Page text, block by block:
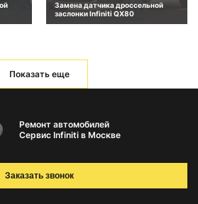
Замена датчика дроссельной
заслонки Infiniti QX80
Показать еще
Ремонт автомобилей
Сервис Infiniti в Москве
Заказать звонок